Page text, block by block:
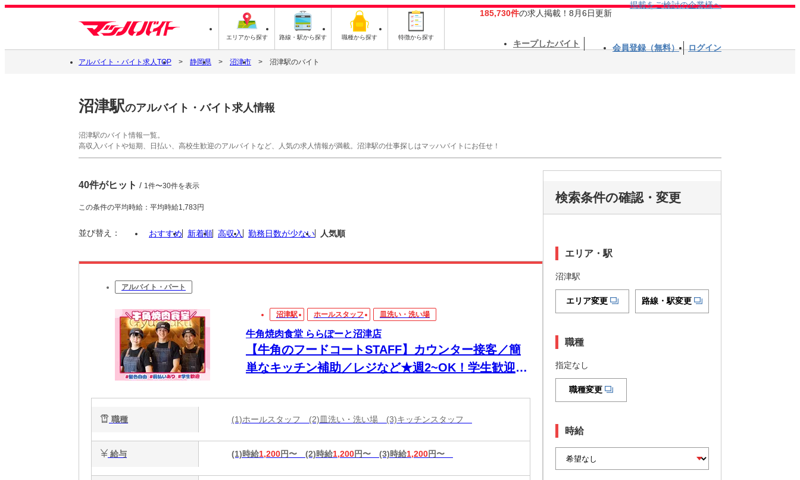
エリアから探す 路線・駅から探す 職種から探す 特徴から探す
185,730件の求人掲載！8月6日更新
掲載をご検討の企業様へ
キープしたバイト 会員登録（無料） ログイン
アルバイト・バイト求人TOP 静岡県 沼津市 沼津駅のバイト
沼津駅のアルバイト・バイト求人情報
沼津駅のバイト情報一覧。
高収入バイトや短期、日払い、高校生歓迎のアルバイトなど、人気の求人情報が満載。沼津駅の仕事探しはマッハバイトにお任せ！
40件がヒット / 1件〜30件を表示
この条件の平均時給：平均時給1,783円
並び替え： おすすめ 新着順 高収入 勤務日数が少ない 人気順
アルバイト・パート
沼津駅 ホールスタッフ 皿洗い・洗い場
牛角焼肉食堂 ららぽーと沼津店
【牛角のフードコートSTAFF】カウンター接客／簡
単なキッチン補助／レジなど★週2~OK！学生歓迎☆
職種 (1)ホールスタッフ (2)皿洗い・洗い場 (3)キッチンスタッフ
給与 (1)時給1,200円〜 (2)時給1,200円〜 (3)時給1,200円〜
検索条件の確認・変更
エリア・駅
沼津駅
エリア変更 路線・駅変更
職種
指定なし
職種変更
時給